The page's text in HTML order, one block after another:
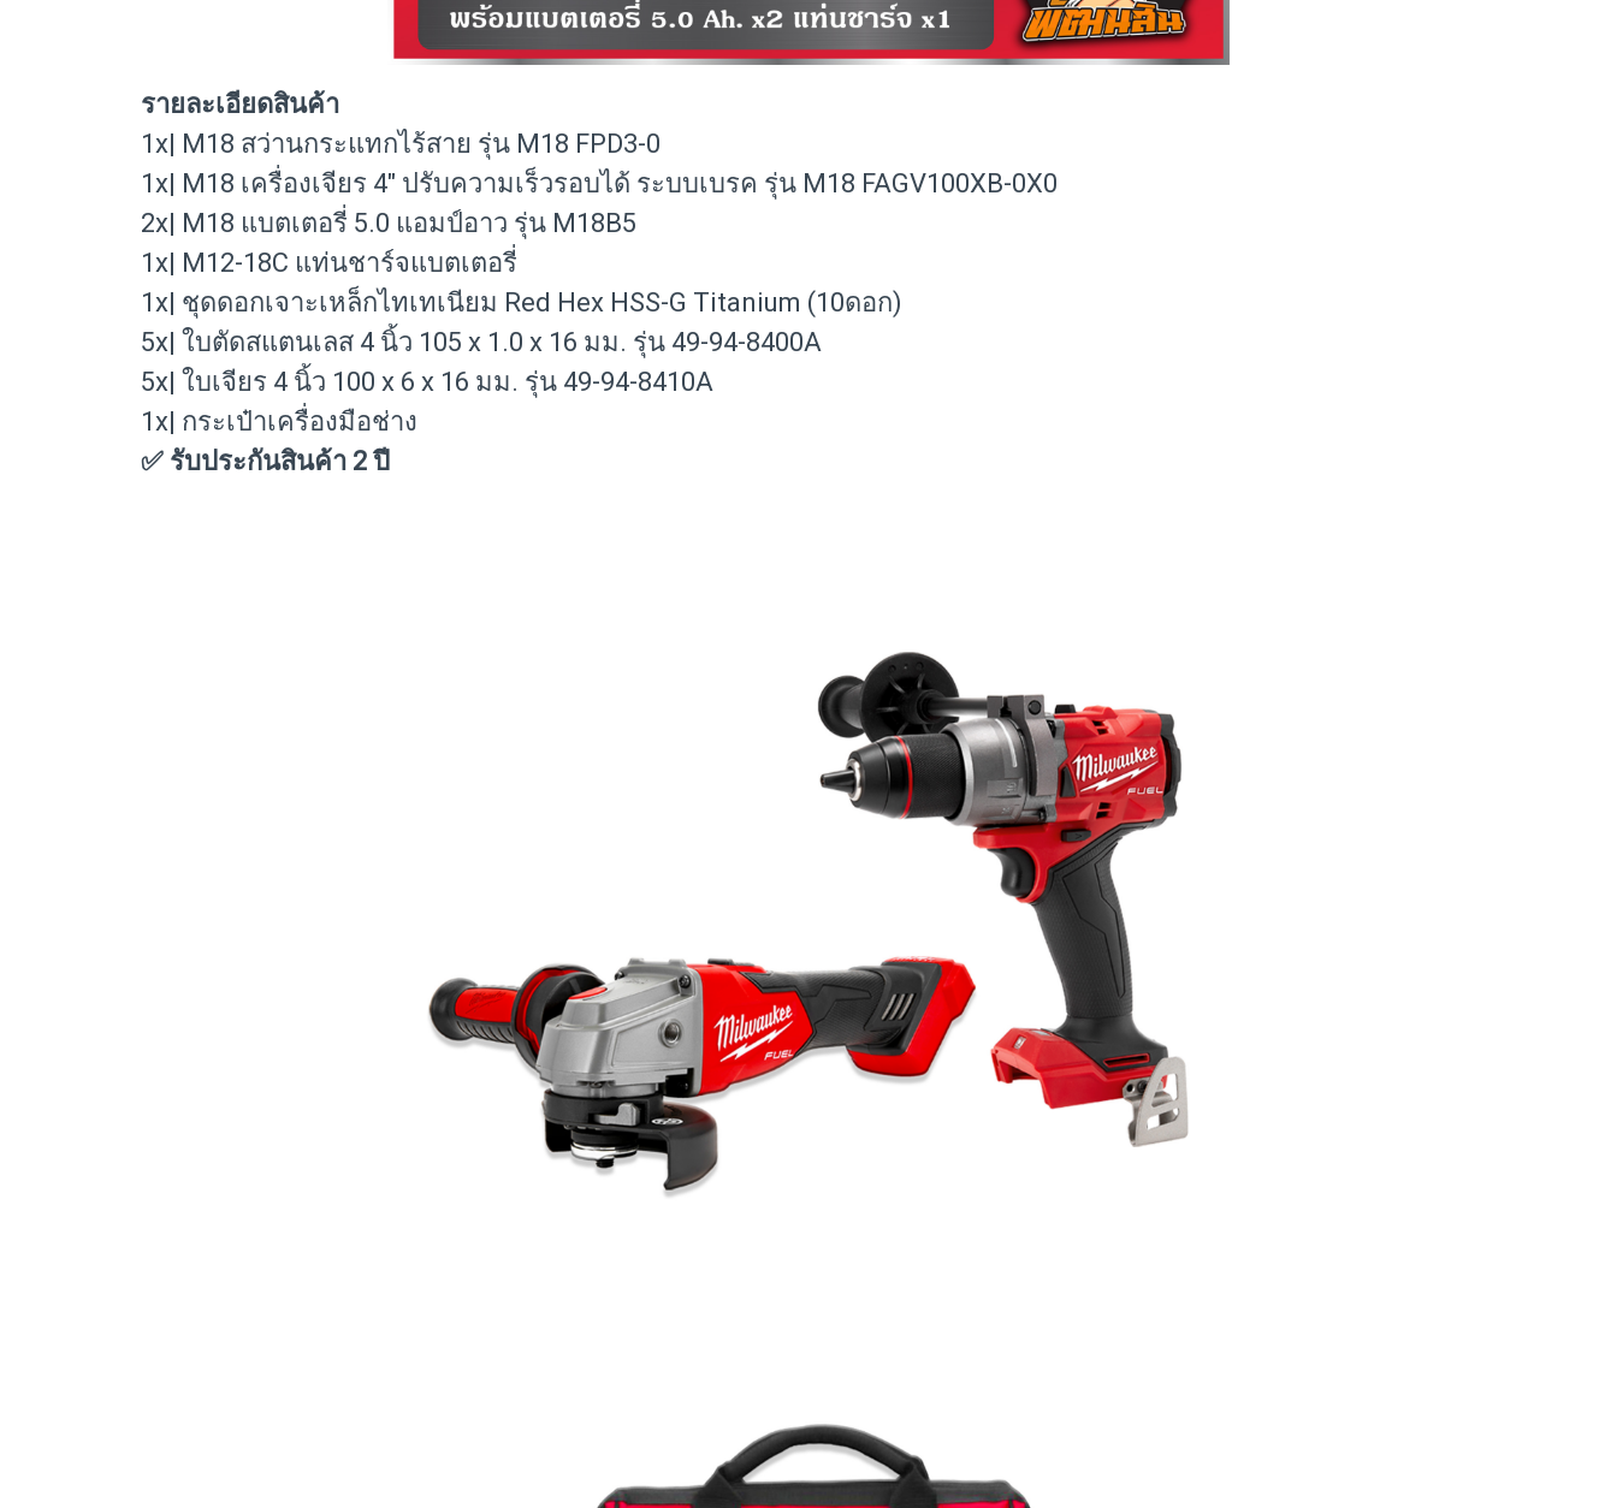
รายละเอียดสินค้า
1x| M18 สว่านกระแทกไร้สาย รุ่น M18 FPD3-0
1x| M18 เครื่องเจียร 4" ปรับความเร็วรอบได้ ระบบเบรค รุ่น M18 FAGV100XB-0X0
2x| M18 แบตเตอรี่ 5.0 แอมป์อาว รุ่น M18B5
1x| M12-18C แท่นชาร์จแบตเตอรี่
1x| ชุดดอกเจาะเหล็กไทเทเนียม Red Hex HSS-G Titanium (10ดอก)
5x| ใบตัดสแตนเลส 4 นิ้ว 105 x 1.0 x 16 มม. รุ่น 49-94-8400A
5x| ใบเจียร 4 นิ้ว 100 x 6 x 16 มม. รุ่น 49-94-8410A
1x| กระเป๋าเครื่องมือช่าง
✅ รับประกันสินค้า 2 ปี